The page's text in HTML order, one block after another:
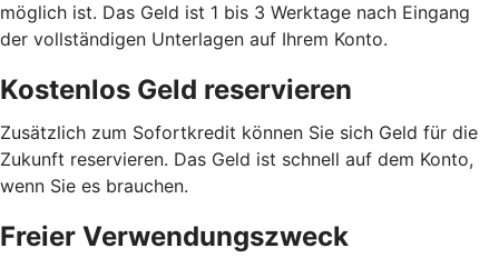
möglich ist. Das Geld ist 1 bis 3 Werktage nach Eingang
der vollständigen Unterlagen auf Ihrem Konto.
Kostenlos Geld reservieren
Zusätzlich zum Sofortkredit können Sie sich Geld für die
Zukunft reservieren. Das Geld ist schnell auf dem Konto,
wenn Sie es brauchen.
Freier Verwendungszweck